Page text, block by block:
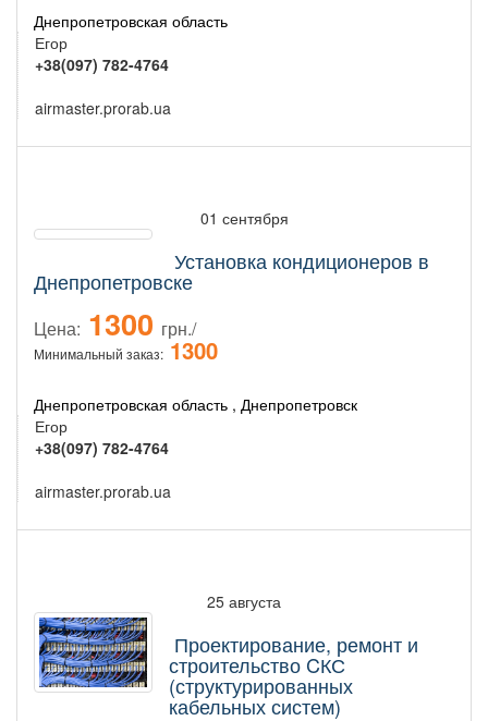
Днепропетровская область
Егор
+38(097) 782-4764
airmaster.prorab.ua
01 сентября
Установка кондиционеров в
Днепропетровске
Цена: 1300 грн./
Минимальный заказ: 1300
Днепропетровская область , Днепропетровск
Егор
+38(097) 782-4764
airmaster.prorab.ua
25 августа
Проектирование, ремонт и
строительство CКС
(структурированных
кабельных систем)